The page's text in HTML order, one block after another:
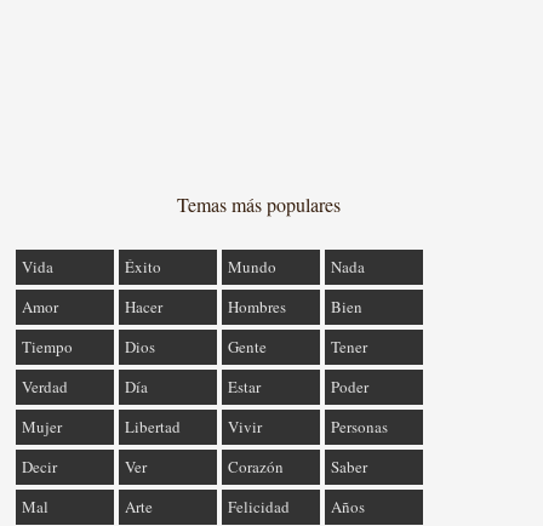
Temas más populares
Vida Éxito Mundo
Nada
Amor
Hacer Hombres
Bien
Tiempo
Dios Gente
Tener
Verdad
Día Estar
Poder
Mujer
Libertad Vivir
Personas
Decir
Ver Corazón
Saber
Mal
Arte Felicidad Años